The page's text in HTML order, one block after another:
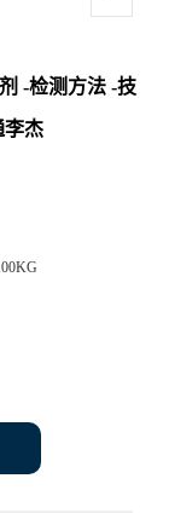
-检测方法 -技
李杰